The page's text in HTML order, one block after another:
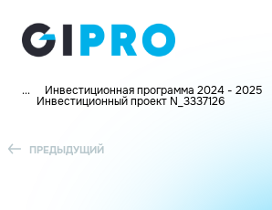
... Инвестиционная программа 2024 - 2025
Инвестиционный проект N_3337126
ПРЕДЫДУЩИЙ